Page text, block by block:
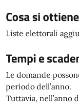
Cosa si ottiene
Liste elettorali
Tempi e
Le domande
periodo dell’anno.
Tuttavia, nell’anno